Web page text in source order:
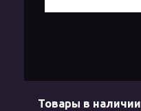
Товары в наличии